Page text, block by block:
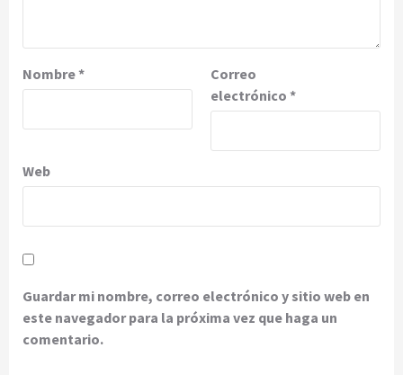
Nombre*
Correo
electrónico *
Web
Guardar mi nombre, correo electrónico y sitio web en
este navegador para la próxima vez que haga un
comentario.